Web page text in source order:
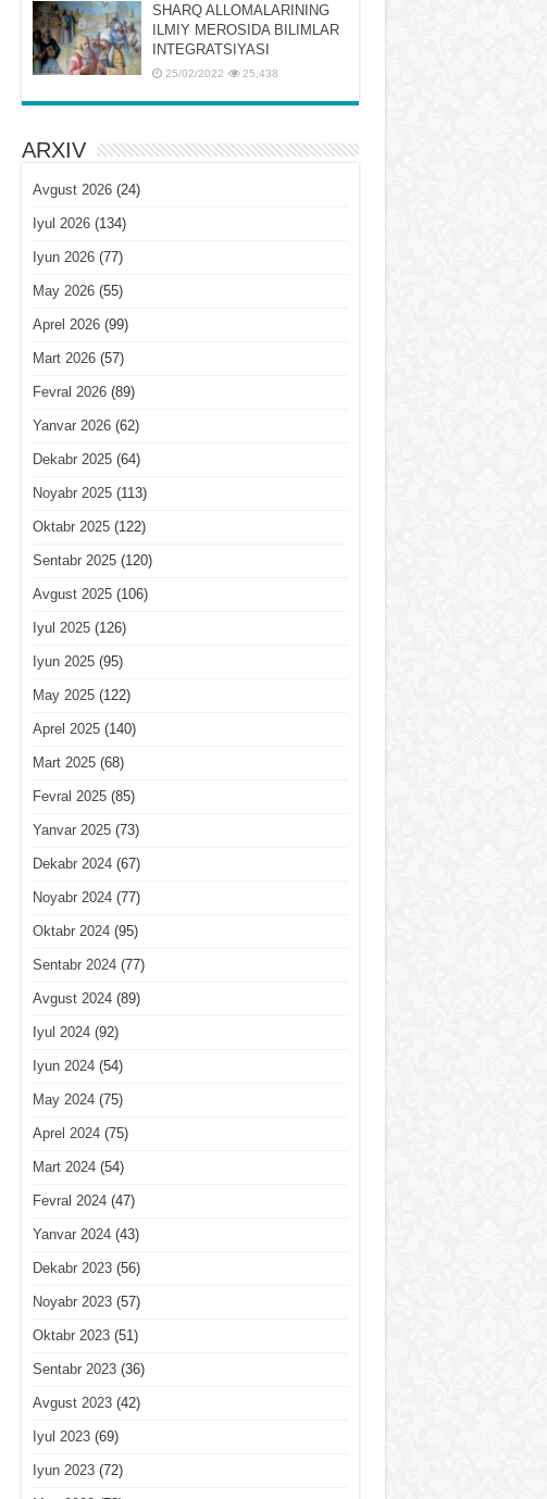
SHARQ ALLOMALARINING
ILMIY MЕROSIDA BILIMLAR
INTЕGRATSIYASI
25/02/2022 25,438
ARXIV
Avgust 2026(24)
Iyul 2026(134)
Iyun 2026(77)
May 2026(55)
Aprel 2026(99)
Mart 2026(57)
Fevral 2026(89)
Yanvar 2026(62)
Dekabr 2025(64)
Noyabr 2025(113)
Oktabr 2025(122)
Sentabr 2025(120)
Avgust 2025(106)
Iyul 2025(126)
Iyun 2025(95)
May 2025(122)
Aprel 2025(140)
Mart 2025(68)
Fevral 2025(85)
Yanvar 2025(73)
Dekabr 2024(67)
Noyabr 2024(77)
Oktabr 2024(95)
Sentabr 2024(77)
Avgust 2024(89)
Iyul 2024(92)
Iyun 2024(54)
May 2024(75)
Aprel 2024(75)
Mart 2024(54)
Fevral 2024(47)
Yanvar 2024(43)
Dekabr 2023(56)
Noyabr 2023(57)
Oktabr 2023(51)
Sentabr 2023(36)
Avgust 2023(42)
Iyul 2023(69)
Iyun 2023(72)